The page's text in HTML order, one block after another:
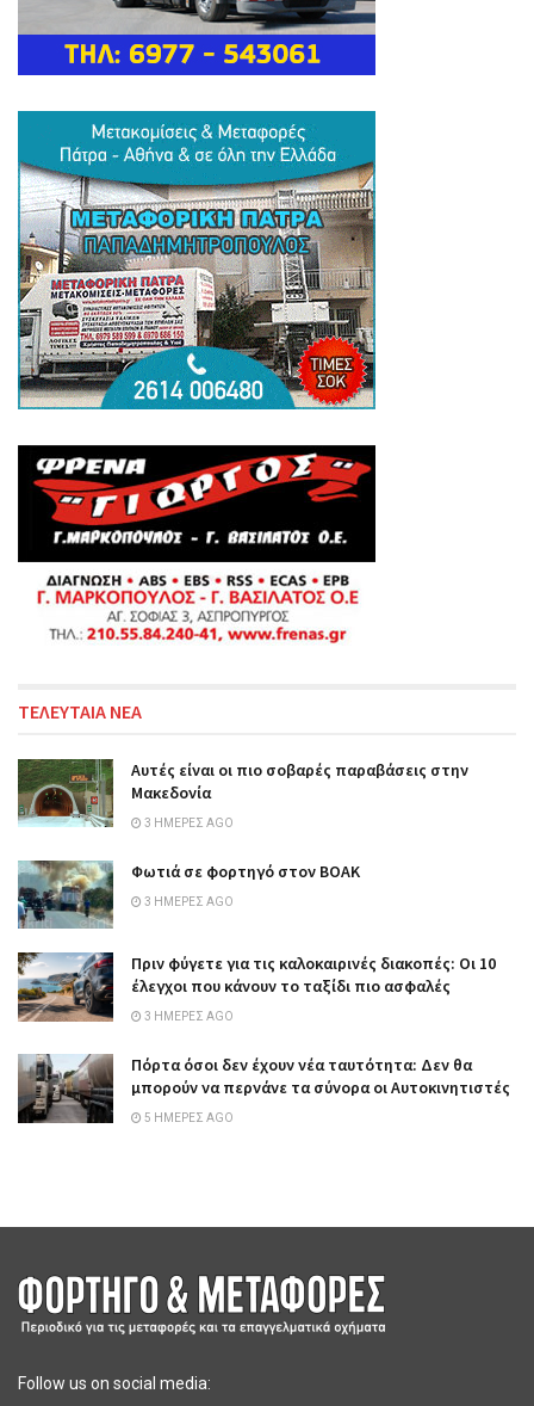
ΤΕΛΕΥΤΑΙΑ ΝΕΑ
Αυτές είναι οι πιο σοβαρές παραβάσεις στην
Μακεδονία
3 ΗΜΈΡΕΣ AGO
Φωτιά σε φορτηγό στον ΒΟΑΚ
3 ΗΜΈΡΕΣ AGO
Πριν φύγετε για τις καλοκαιρινές διακοπές: Οι 10
έλεγχοι που κάνουν το ταξίδι πιο ασφαλές
3 ΗΜΈΡΕΣ AGO
Πόρτα όσοι δεν έχουν νέα ταυτότητα: Δεν θα
μπορούν να περνάνε τα σύνορα οι Αυτοκινητιστές
5 ΗΜΈΡΕΣ AGO
Follow us on social media: